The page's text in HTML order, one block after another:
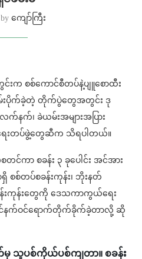
ကျော်ကြီး
းက စစ်ကောင်စီတပ်နဲ့ပျူစောထီး
မ်းပိုက်ခဲ့တဲ့ တိုက်ပွဲတွေအတွင်း ဒု
က်နက်၊ ခဲယမ်းအများအပြား
းတပ်ဖွဲ့တွေဆီက သိရပါတယ်။
င်ကာ စခန်း ၃ ခုပေါင်း အင်အား
ရှိ စစ်တပ်စခန်းကုန်း၊ ဘိုးနတ်
န်းကုန်းတွေကို ဒေသကာကွယ်ရေး
င်နက်ဝင်ရောက်တိုက်ခိုက်ခဲ့တာလို့ ဆို
မှ သူပစ်ကိုယ်ပစ်ကျတာ။ စခန်း